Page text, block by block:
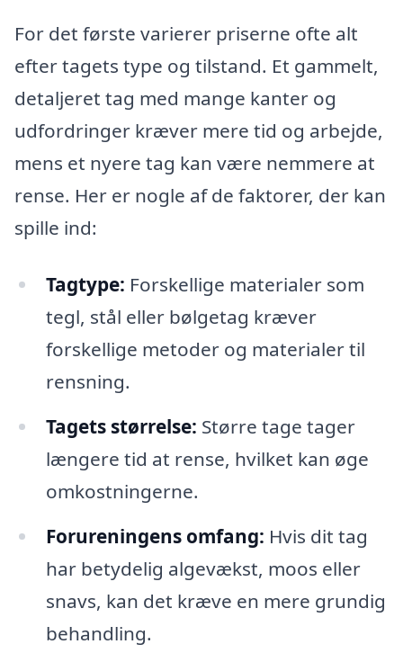
For det første varierer priserne ofte alt
efter tagets type og tilstand. Et gammelt,
detaljeret tag med mange kanter og
udfordringer kræver mere tid og arbejde,
mens et nyere tag kan være nemmere at
rense. Her er nogle af de faktorer, der kan
spille ind:
Tagtype: Forskellige materialer som
tegl, stål eller bølgetag kræver
forskellige metoder og materialer til
rensning.
Tagets størrelse: Større tage tager
længere tid at rense, hvilket kan øge
omkostningerne.
Forureningens omfang: Hvis dit tag
har betydelig algevækst, moos eller
snavs, kan det kræve en mere grundig
behandling.